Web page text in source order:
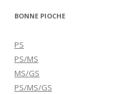
BONNE PIOCHE
PS
PS/MS
MS/GS
PS/MS/GS